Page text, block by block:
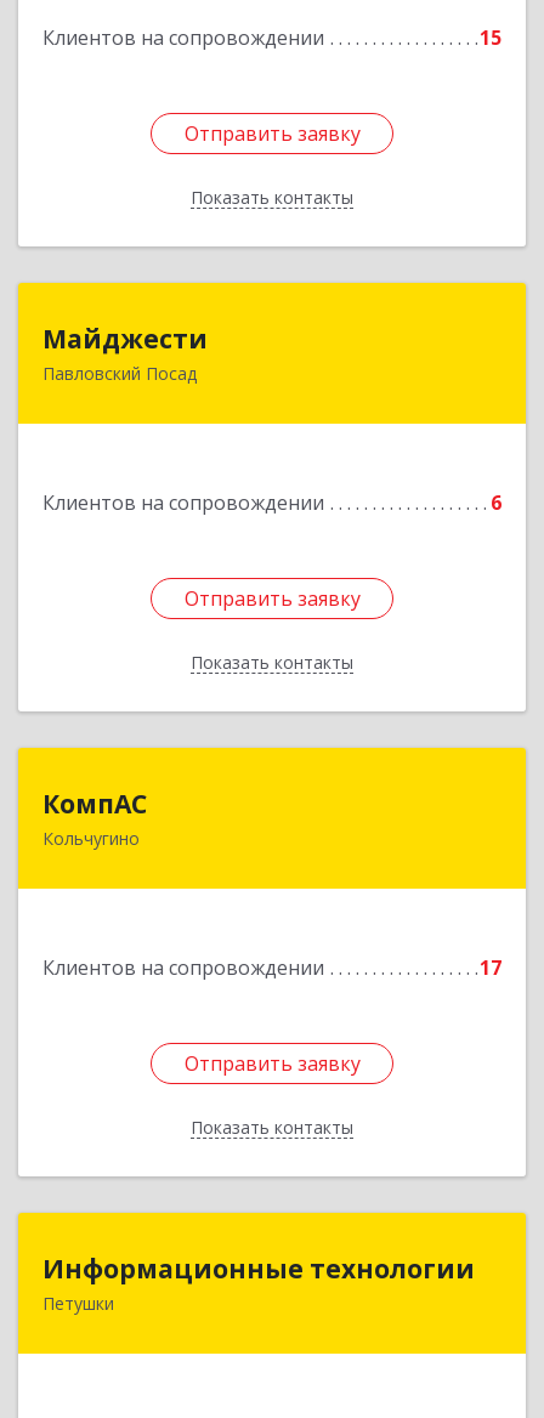
Клиентов на сопровождении 15
Отправить заявку
Показать контакты
Отправить заявку
Назад
Майджести
Павловский Посад
Клиентов на сопровождении 6
Отправить заявку
Показать контакты
142502, Московская обл, Павлово-Посадский р-
Подробнее
Отправить заявку
Назад
КомпАС
Кольчугино
Клиентов на сопровождении 17
Отправить заявку
Показать контакты
601782, Владимирская область, г.Кольчугино,
Отправить заявку
Назад
Информационные технологии
Петушки
Информационные технологии